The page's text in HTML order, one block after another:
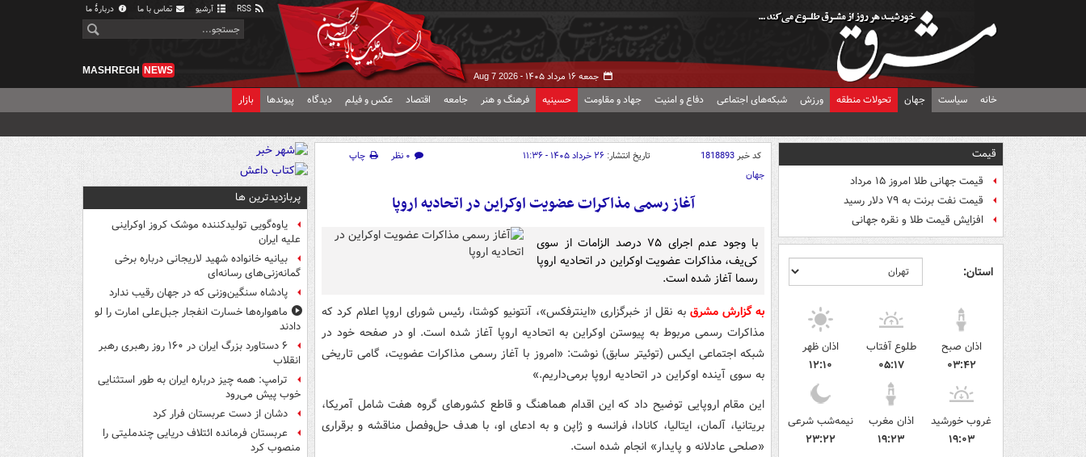
آرشیو تماس با ما دربارهٔ ما
جمعه ۱۶ مرداد ۱۴۰۵ - Aug 7 2026
MASHREGH NEWS
خانه سیاست جهان تحولات منطقه ورزش شبکه‌های اجتماعی دفاع و امنیت جهاد و مقاومت حسینیه فرهنگ و هنر جامعه اقتصاد عکس و فیلم دیدگاه پیوندها بازار
قیمت
قیمت جهانی طلا امروز ۱۵ مرداد
قیمت نفت برنت به ۷۹ دلار رسید
افزایش قیمت طلا و نقره جهانی
استان:
اذان صبح
۰۳:۴۲
طلوع آفتاب
۰۵:۱۷
اذان ظهر
۱۲:۱۰
غروب خورشید
۱۹:۰۳
اذان مغرب
۱۹:۲۳
نیمه‌شب شرعی
۲۳:۲۲
کد خبر1818893 تاریخ انتشار: ۲۶ خرداد ۱۴۰۵ - ۱۱:۳۶ ۰ نظر
چاپ
جهان
آغاز رسمی مذاکرات عضویت اوکراین در اتحادیه اروپا
با وجود عدم اجرای ۷۵ درصد الزامات از سوی
کی‌یف، مذاکرات عضویت اوکراین در اتحادیه اروپا
رسما آغاز شده است.
به گزارش مشرق به نقل از خبرگزاری «اینترفکس»، آنتونیو کوشتا، رئیس شورای اروپا اعلام کرد که
مذاکرات رسمی مربوط به پیوستن اوکراین به اتحادیه اروپا آغاز شده است. او در صفحه خود در
شبکه اجتماعی ایکس (توئیتر سابق) نوشت: «امروز با آغاز رسمی مذاکرات عضویت، گامی تاریخی
به سوی آینده اوکراین در اتحادیه اروپا برمی‌داریم.»
این مقام اروپایی توضیح داد که این اقدام هماهنگ و قاطع کشورهای گروه هفت شامل آمریکا،
بریتانیا، آلمان، ایتالیا، کانادا، فرانسه و ژاپن و به ادعای او، با هدف حل‌وفصل مناقشه و برقراری
«صلحی عادلانه و پایدار» انجام شده است.
پربازدیدترین ها
یاوه‌گویی تولیدکننده موشک کروز اوکراینی
علیه ایران
بیانیه خانواده شهید لاریجانی درباره برخی
گمانه‌زنی‌های رسانه‌ای
پادشاه سنگین‌وزنی که در جهان رقیب ندارد
ماهواره‌ها خسارت انفجار جبل‌علی امارت را لو
دادند
۶ دستاورد بزرگ ایران در ۱۶۰ روز رهبری رهبر
انقلاب
ترامپ: همه چیز درباره ایران به طور استثنایی
خوب پیش می‌رود
دشان از دست عربستان فرار کرد
عربستان فرمانده ائتلاف دریایی چندملیتی را
منصوب کرد